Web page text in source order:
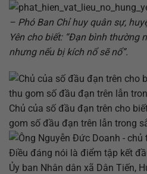
– Phó Ban Chỉ huy quân sự,
Yên cho biết: “Đạn bình thường
nhưng nếu bị kích nổ sẽ nổ”.
Chủ của số đầu đạn trên cho
gom số đầu đạn trên lẫn trong